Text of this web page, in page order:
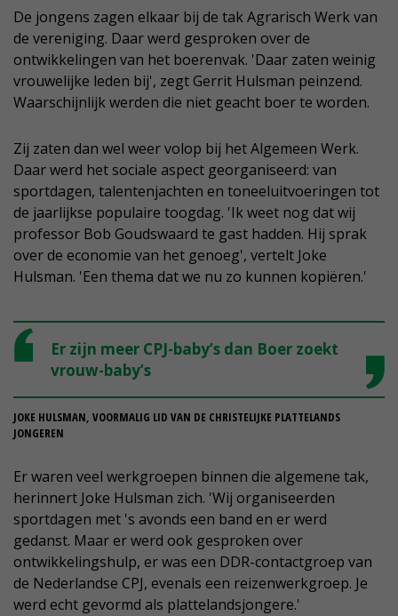
De jongens zagen elkaar bij de tak Agrarisch Werk van
de vereniging. Daar werd gesproken over de
ontwikkelingen van het boerenvak. 'Daar zaten weinig
vrouwelijke leden bij', zegt Gerrit Hulsman peinzend.
Waarschijnlijk werden die niet geacht boer te worden.
Zij zaten dan wel weer volop bij het Algemeen Werk.
Daar werd het sociale aspect georganiseerd: van
sportdagen, talentenjachten en toneeluitvoeringen tot
de jaarlijkse populaire toogdag. 'Ik weet nog dat wij
professor Bob Goudswaard te gast hadden. Hij sprak
over de economie van het genoeg', vertelt Joke
Hulsman. 'Een thema dat we nu zo kunnen kopiëren.'
Er zijn meer CPJ-baby’s dan Boer zoekt
vrouw-baby’s
JOKE HULSMAN, VOORMALIG LID VAN DE CHRISTELIJKE PLATTELANDS
JONGEREN
Er waren veel werkgroepen binnen die algemene tak,
herinnert Joke Hulsman zich. 'Wij organiseerden
sportdagen met 's avonds een band en er werd
gedanst. Maar er werd ook gesproken over
ontwikkelingshulp, er was een DDR-contactgroep van
de Nederlandse CPJ, evenals een reizenwerkgroep. Je
werd echt gevormd als plattelandsjongere.'